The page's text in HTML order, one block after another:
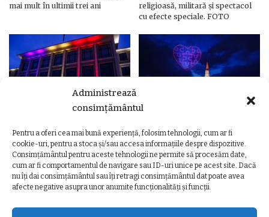
Administrează
consimțământul
Pentru a oferi cea mai bună experiență, folosim tehnologii, cum ar fi
cookie-uri, pentru a stoca și/sau accesa informațiile despre dispozitive.
Consimțământul pentru aceste tehnologii ne permite să procesăm date,
cum ar fi comportamentul de navigare sau ID-uri unice pe acest site. Dacă
nu îți dai consimțământul sau îți retragi consimțământul dat poate avea
afecte negative asupra unor anumite funcționalități și funcții.
mai mult în ultimii trei ani
religioasă, militară și spectacol
cu efecte speciale. FOTO
Ziua Unirii Principatelor Române
– Clădiri și poduri din Cluj,
iluminate în culorile drapelului
Ziua Unirii la Cluj-Napoca.
Programul complet al
evenimentelor